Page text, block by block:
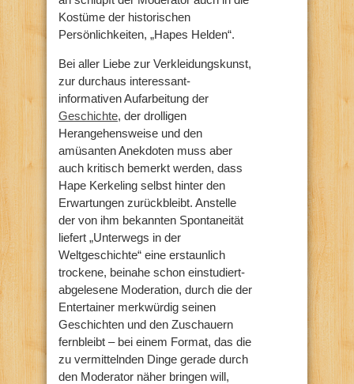
Kostüme der historischen
Persönlichkeiten, „Hapes Helden“.
Bei aller Liebe zur Verkleidungskunst,
zur durchaus interessant-
informativen Aufarbeitung der
Geschichte, der drolligen
Herangehensweise und den
amüsanten Anekdoten muss aber
auch kritisch bemerkt werden, dass
Hape Kerkeling selbst hinter den
Erwartungen zurückbleibt. Anstelle
der von ihm bekannten Spontaneität
liefert „Unterwegs in der
Weltgeschichte“ eine erstaunlich
trockene, beinahe schon einstudiert-
abgelesene Moderation, durch die der
Entertainer merkwürdig seinen
Geschichten und den Zuschauern
fernbleibt – bei einem Format, das die
zu vermittelnden Dinge gerade durch
den Moderator näher bringen will,